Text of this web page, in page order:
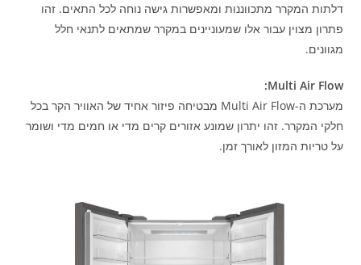
דלתות המקרר מתכווננות ומאפשרות גישה נוחה לכל התאים. זהו
פתרון מצוין עבור אלו שמעוניינים במקרר שמתאים לתנאי חלל
מגוונים.
Multi Air Flow:
מערכת ה-Multi Air Flow מבטיחה פיזור אחיד של האוויר הקר בכל
חלקי המקרר. זהו יתרון שמונע אזורים קרים מדי או חמים מדי ושומר
על טריות המזון לאורך זמן.